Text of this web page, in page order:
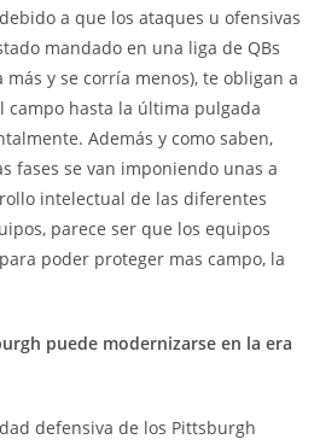
a que los ataques u ofensivas
mandado en una liga de QBs
y se corría menos), te obligan a
hasta la última pulgada
Además y como saben,
fases se van imponiendo unas a
intelectual de las diferentes
parece ser que los equipos
poder proteger mas campo, la
puede modernizarse en la era
defensiva de los Pittsburgh